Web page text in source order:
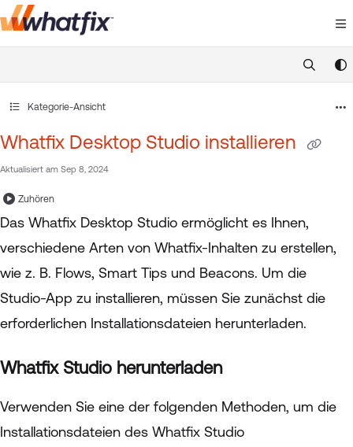
Documentation Index
https://
Kategorie-Ansicht
Whatfix Desktop Studio installieren
Aktualisiert am Sep 8, 2024
Zuhören
Das Whatfix Desktop Studio ermöglicht es Ihnen,
verschiedene Arten von Whatfix-Inhalten zu erstellen,
wie z. B. Flows, Smart Tips und Beacons. Um die
Studio-App zu installieren, müssen Sie zunächst die
erforderlichen Installationsdateien herunterladen.
Whatfix Studio herunterladen
Verwenden Sie eine der folgenden Methoden, um die
Installationsdateien des Whatfix Studio